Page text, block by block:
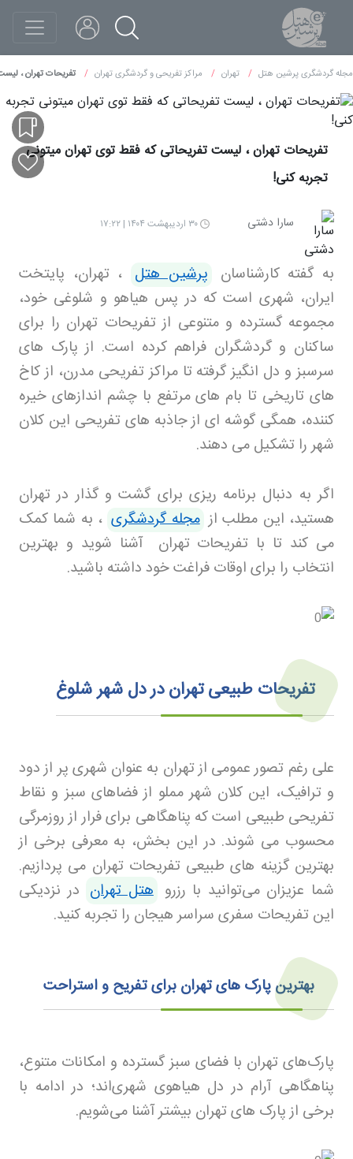
مجله گردشگری پرشین هتل تهران مراکز تفریحی و گردشگری تهران تفریحات تهران ،
تفریحات تهران ، لیست تفریحاتی که فقط توی تهران میتونی
تجربه کنی!
سارا دشتی ۳۰ اردیبهشت ۱۴۰۴ | ۱۷:۲۲
به گفته کارشناسان پرشین هتل ، تهران، پایتخت
ایران، شهری است که در پس هیاهو و شلوغی خود،
مجموعه گسترده و متنوعی از تفریحات تهران را برای
ساکنان و گردشگران فراهم کرده است. از پارک های
سرسبز و دل انگیز گرفته تا مراکز تفریحی مدرن، از کاخ
های تاریخی تا بام های مرتفع با چشم اندازهای خیره
کننده، همگی گوشه ای از جاذبه های تفریحی این کلان
شهر را تشکیل می دهند.
اگر به دنبال برنامه ریزی برای گشت و گذار در تهران
هستید، این مطلب از مجله گردشگری ، به شما کمک
می کند تا با تفریحات تهران آشنا شوید و بهترین
انتخاب را برای اوقات فراغت خود داشته باشید.
تفریحات طبیعی تهران در دل شهر شلوغ
علی رغم تصور عمومی از تهران به عنوان شهری پر از دود
و ترافیک، این کلان شهر مملو از فضاهای سبز و نقاط
تفریحی طبیعی است که پناهگاهی برای فرار از روزمرگی
محسوب می شوند. در این بخش، به معرفی برخی از
بهترین گزینه های طبیعی تفریحات تهران می پردازیم.
شما عزیزان می‌توانید با رزرو هتل تهران در نزدیکی
این تفریحات سفری سراسر هیجان را تجربه کنید.
بهترین پارک های تهران برای تفریح و استراحت
پارک‌های تهران با فضای سبز گسترده و امکانات متنوع،
پناهگاهی آرام در دل هیاهوی شهری‌اند؛ در ادامه با
برخی از پارک های تهران بیشتر آشنا می‌شویم.